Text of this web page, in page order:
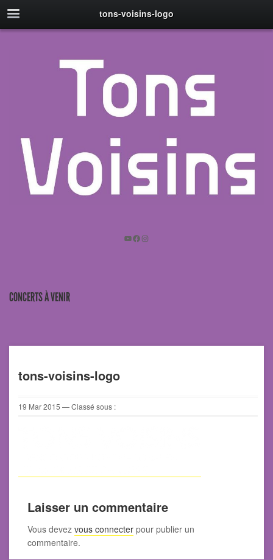
tons-voisins-logo
YouTube
Facebook
Instagram
CONCERTS À VENIR
tons-voisins-logo
19 Mar2015 — Classé sous :
Laisser un commentaire
Vous devez vous connecter pour publier un
commentaire.